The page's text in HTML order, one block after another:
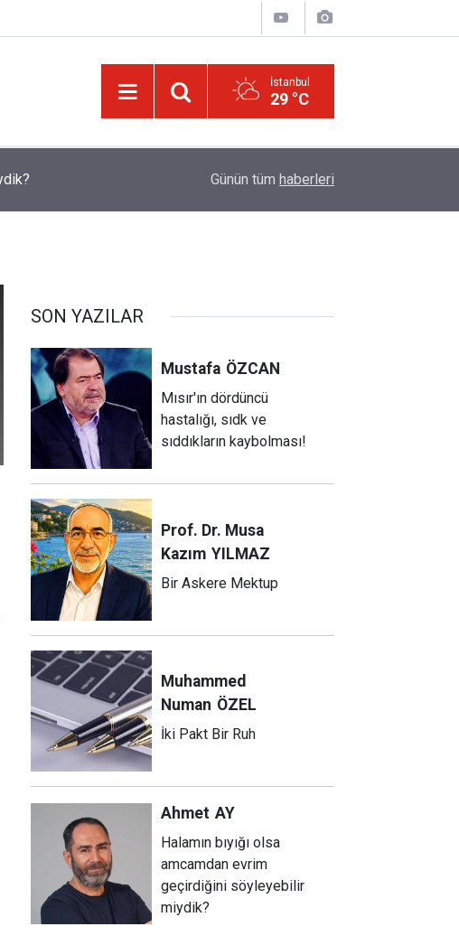
İstanbul
29 °C
Risale-i Nur'u kendine oku kendine, başkasına
Günün tüm haberleri
SON YAZILAR
Mustafa ÖZCAN
Mısır'ın dördüncü
hastalığı, sıdk ve
sıddıkların kaybolması!
Prof. Dr. Musa
Kazım YILMAZ
Bir Askere Mektup
Muhammed
Numan ÖZEL
İki Pakt Bir Ruh
Ahmet AY
Halamın bıyığı olsa
amcamdan evrim
geçirdiğini söyleyebilir
miydik?